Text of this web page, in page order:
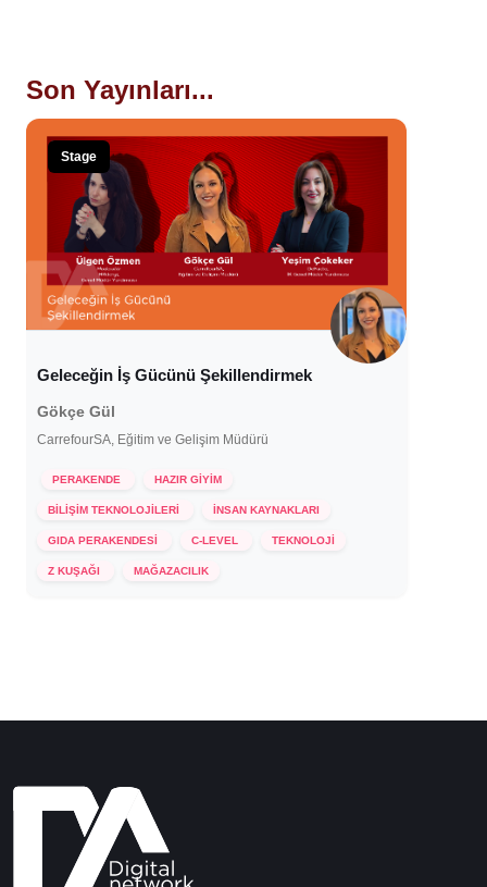
Son Yayınları...
Stage
Geleceğin İş Gücünü Şekillendirmek
Gökçe Gül
CarrefourSA, Eğitim ve Gelişim Müdürü
PERAKENDE HAZIR GİYİM
BİLİŞİM TEKNOLOJİLERİ İNSAN KAYNAKLARI
GIDA PERAKENDESİ C-LEVEL TEKNOLOJİ
Z KUŞAĞI MAĞAZACILIK